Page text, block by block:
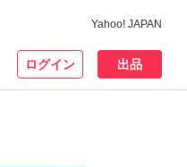
Yahoo! JAPAN
ログイン 出品